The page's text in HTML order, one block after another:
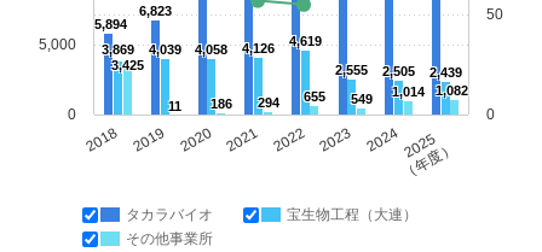
タカラバイオ
宝生物工程（大連）
その他事業所
2018 2019 2020 2021 2022 2023 20242025
（年度）
0
5,000
0
50
5,894
6,823
3,869 4,039 4,058 4,126
4,619
2,555
2,505 2,439
3,425
11 186 294 655 549 1,014 1,082